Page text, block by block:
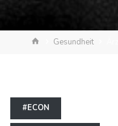
StartGesundheit
#ECON